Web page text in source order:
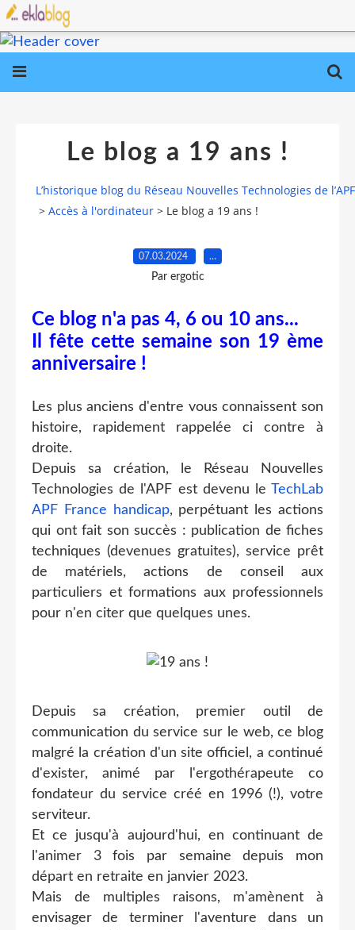
Le blog a 19 ans !
L’historique blog du Réseau Nouvelles Technologies de
> Accès à l'ordinateur > Le blog a 19 ans !
07.03.2024 …
Par ergotic
Ce blog n'a pas 4, 6 ou 10 ans...
Il fête cette semaine son 19 ème
anniversaire !
Les plus anciens d'entre vous connaissent son
histoire, rapidement rappelée ci contre à
droite.
Depuis sa création, le Réseau Nouvelles
Technologies de l'APF est devenu le TechLab
APF France handicap, perpétuant les actions
qui ont fait son succès : publication de fiches
techniques (devenues gratuites), service prêt
de matériels, actions de conseil aux
particuliers et formations aux professionnels
pour n'en citer que quelques unes.
Depuis sa création, premier outil de
communication du service sur le web, ce blog
malgré la création d'un site officiel, a continué
d'exister, animé par l'ergothérapeute co
fondateur du service créé en 1996 (!), votre
serviteur.
Et ce jusqu'à aujourd'hui, en continuant de
l'animer 3 fois par semaine depuis mon
départ en retraite en janvier 2023.
Mais de multiples raisons, m'amènent à
envisager de terminer l'aventure dans un